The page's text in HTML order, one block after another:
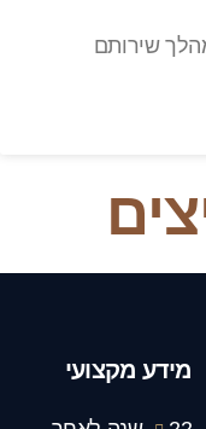
שירותם
מידע מקצועי